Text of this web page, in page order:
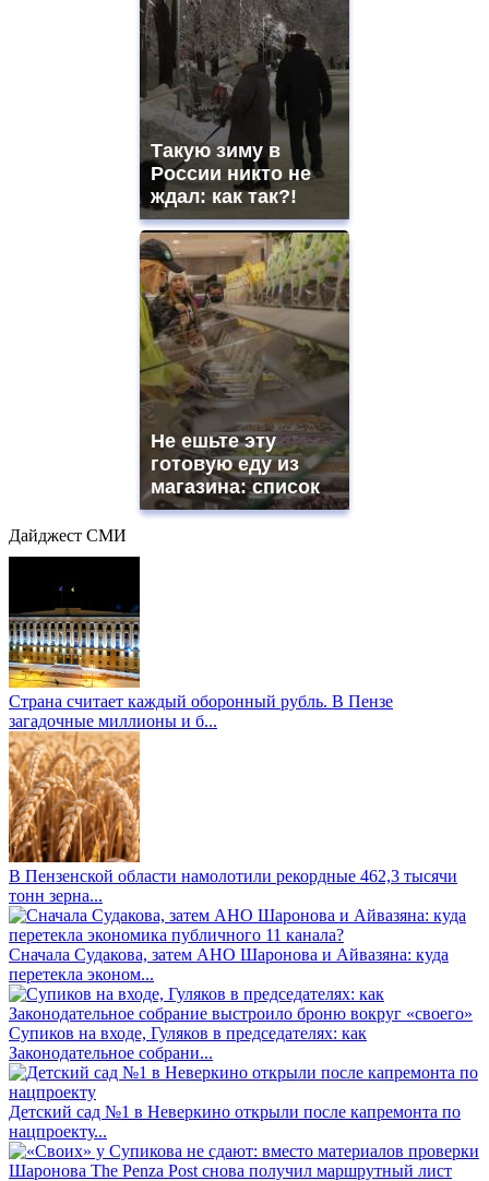
Такую зиму в
России никто не
ждал: как так?!
Не ешьте эту
готовую еду из
магазина: список
Дайджест СМИ
Страна считает каждый оборонный рубль. В Пензе
загадочные миллионы и б...
В Пензенской области намолотили рекордные 462,3 тысячи
тонн зерна...
Сначала Судакова, затем АНО Шаронова и Айвазяна: куда
перетекла эконом...
Супиков на входе, Гуляков в председателях: как
Законодательное собрани...
Детский сад №1 в Неверкино открыли после капремонта по
нацпроекту...